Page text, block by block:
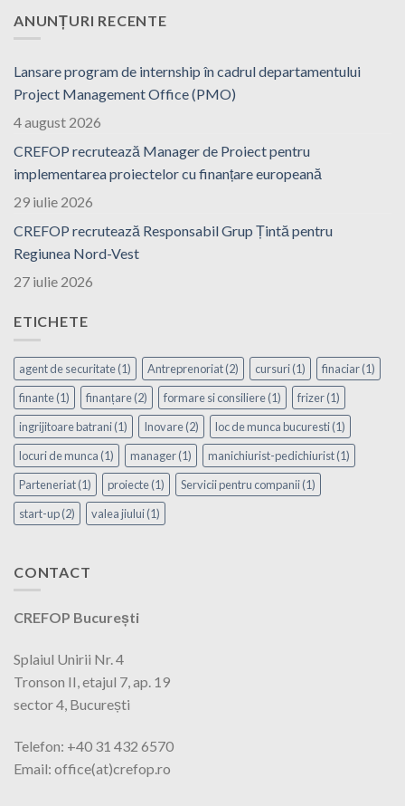
ANUNȚURI RECENTE
Lansare program de internship în cadrul departamentului
Project Management Office (PMO)
4 august 2026
CREFOP recrutează Manager de Proiect pentru
implementarea proiectelor cu finanțare europeană
29 iulie 2026
CREFOP recrutează Responsabil Grup Țintă pentru
Regiunea Nord-Vest
27 iulie 2026
ETICHETE
agent de securitate(1) Antreprenoriat(2) cursuri(1) finaciar(1)
finante(1) finanțare(2) formare si consiliere(1) frizer(1)
ingrijitoare batrani(1) Inovare(2) loc de munca bucuresti(1)
locuri de munca (1) manager(1) manichiurist-pedichiurist(1)
Parteneriat(1) proiecte(1) Servicii pentru companii(1)
start-up(2) valea jiului(1)
CONTACT
CREFOP București
Splaiul Unirii Nr. 4
Tronson II, etajul 7, ap. 19
sector 4, București
Telefon: +40 31 432 6570
Email: office(at)crefop.ro